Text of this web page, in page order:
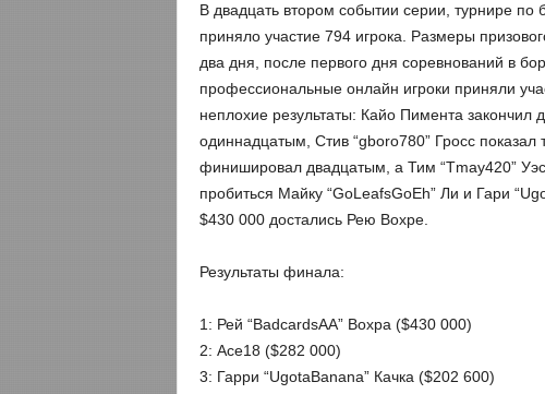
В двадцать втором событии серии, турнире
приняло участие 794 игрока. Размеры
два дня, после первого дня соревнований в
профессиональные онлайн игроки приняли
неплохие результаты: Кайо Пимента
одиннадцатым, Стив “gboro780” Гросс показал
финишировал двадцатым, а Тим “Tmay420”
пробиться Майку “GoLeafsGoEh” Ли и Гари
$430 000 достались Рею Вохре.
Результаты финала:
1: Рей “BadcardsAA” Вохра ($430 000)
2: Ace18 ($282 000)
3: Гарри “UgotaBanana” Качка ($202 600)